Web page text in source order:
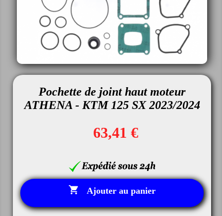
Pochette de joint haut moteur
ATHENA - KTM 125 SX 2023/2024
63,41 €
 Ajouter au panier